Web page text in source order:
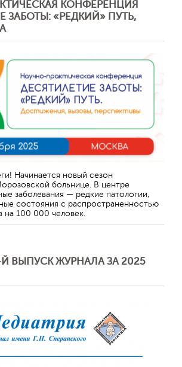
КОНФЕРЕНЦИЯ
ЗАБОТЫ: «РЕДКИЙ» ПУТЬ,
Начинается новый сезон
больнице. В центре
заболевания — редкие патологии,
состояния с распространенностью
на 100 000 человек.
ВЫПУСК ЖУРНАЛА ЗА 2025